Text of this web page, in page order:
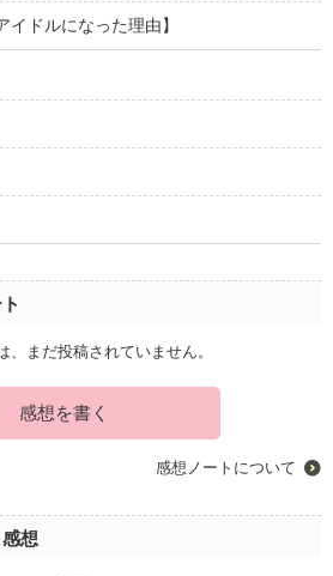
ドルになった理由】
、まだ投稿されていません。
感想を書く
感想ノートについて
想